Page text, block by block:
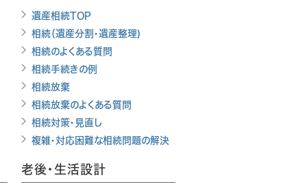
遺産相続TOP
相続（遺産分割・遺産整理)
相続のよくある質問
相続手続きの例
相続放棄
相続放棄のよくある質問
相続対策・見直し
複雑・対応困難な相続問題の解決
老後・生活設計